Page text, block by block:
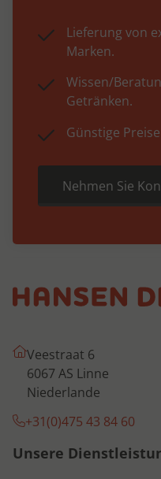
Lieferung von
Marken.
Wissen/
Getränken.
Günstige
Nehmen Sie
Veestraat 6
6067 AS Linne
Niederlande
+31(0)475 43 84 60
Unsere